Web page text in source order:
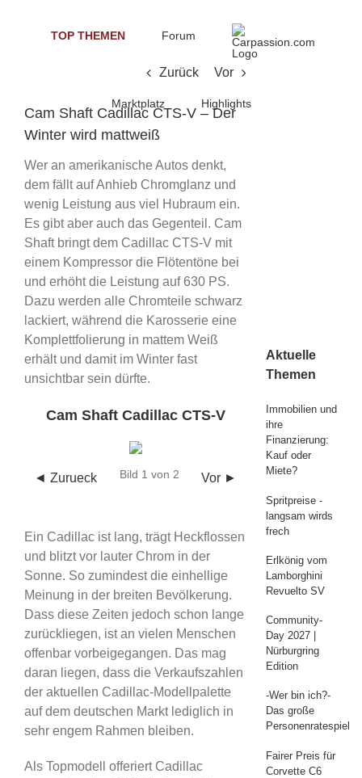
TOP THEMEN Forum
Marktplatz Highlights
Zurück Vor
Cam Shaft Cadillac CTS-V – Der
Winter wird mattweiß
Wer an amerikanische Autos denkt,
dem fällt auf Anhieb Chromglanz und
wenig Leistung aus viel Hubraum ein.
Es gibt aber auch das Gegenteil. Cam
Shaft bringt dem Cadillac CTS-V mit
einem Kompressor die Flötentöne bei
und erhöht die Leistung auf 630 PS.
Dazu werden alle Chromteile schwarz
lackiert, während die Karosserie eine
Komplettfolierung in mattem Weiß
erhält und damit im Winter fast
unsichtbar sein dürfte.
Cam Shaft Cadillac CTS-V
◄ Zurueck Vor ►
Bild 1 von 2
Ein Cadillac ist lang, trägt Heckflossen
und blitzt vor lauter Chrom in der
Sonne. So zumindest die einhellige
Meinung in der breiten Bevölkerung.
Dass diese Zeiten jedoch schon lange
zurückliegen, ist an vielen Menschen
offenbar vorbeigegangen. Das mag
daran liegen, dass die Verkaufszahlen
der aktuellen Cadillac-Modellpalette
auf dem deutschen Markt lediglich in
sehr engem Rahmen bleiben.
Als Topmodell offeriert Cadillac
Aktuelle
Themen
Immobilien und
ihre
Finanzierung:
Kauf oder
Miete?
Spritpreise -
langsam wirds
frech
Erlkönig vom
Lamborghini
Revuelto SV
Community-
Day 2027 |
Nürburgring
Edition
-Wer bin ich?-
Das große
Personenratespiel
Fairer Preis für
Corvette C6